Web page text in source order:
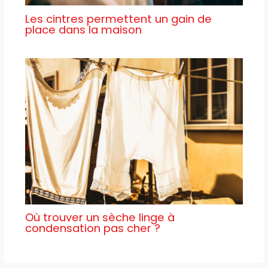
Les cintres permettent un gain de
place dans la maison
Où trouver un sèche linge à
condensation pas cher ?